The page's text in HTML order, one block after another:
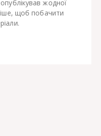
жодної
щоб побачити